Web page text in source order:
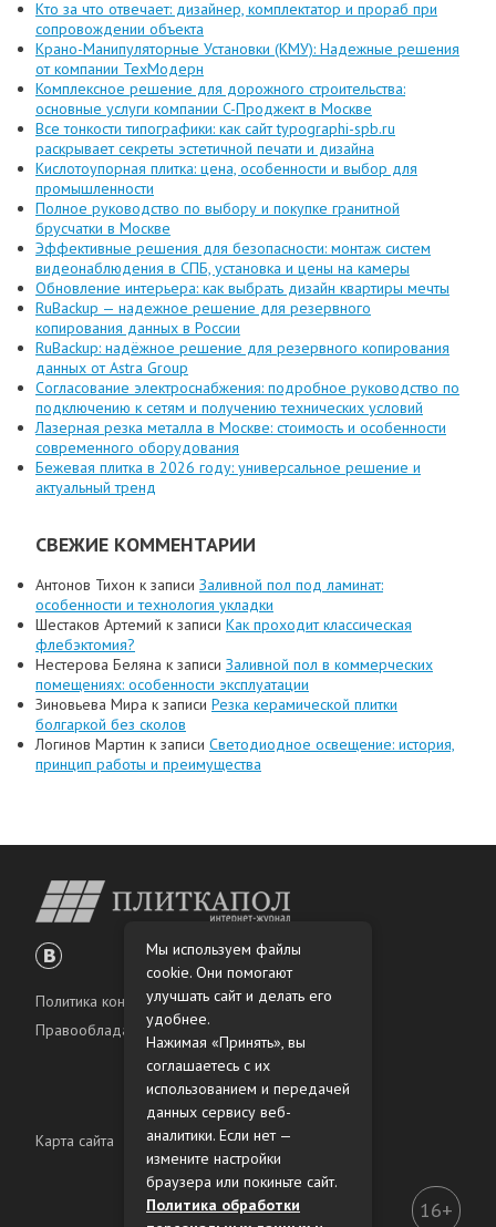
Кто за что отвечает: дизайнер, комплектатор и прораб при
сопровождении объекта
Крано-Манипуляторные Установки (КМУ): Надежные решения
от компании ТехМодерн
Комплексное решение для дорожного строительства:
основные услуги компании C-Проджект в Москве
Все тонкости типографики: как сайт typographi-spb.ru
раскрывает секреты эстетичной печати и дизайна
Кислотоупорная плитка: цена, особенности и выбор для
промышленности
Полное руководство по выбору и покупке гранитной
брусчатки в Москве
Эффективные решения для безопасности: монтаж систем
видеонаблюдения в СПБ, установка и цены на камеры
Обновление интерьера: как выбрать дизайн квартиры мечты
RuBackup — надежное решение для резервного
копирования данных в России
RuBackup: надёжное решение для резервного копирования
данных от Astra Group
Согласование электроснабжения: подробное руководство по
подключению к сетям и получению технических условий
Лазерная резка металла в Москве: стоимость и особенности
современного оборудования
Бежевая плитка в 2026 году: универсальное решение и
актуальный тренд
СВЕЖИЕ КОММЕНТАРИИ
Антонов Тихон к записи Заливной пол под ламинат:
особенности и технология укладки
Шестаков Артемий к записи Как проходит классическая
флебэктомия?
Нестерова Беляна к записи Заливной пол в коммерческих
помещениях: особенности эксплуатации
Зиновьева Мира к записи Резка керамической плитки
болгаркой без сколов
Логинов Мартин к записи Светодиодное освещение: история,
принцип работы и преимущества
Политика конфиденциальности
Правообладателям
Карта сайта
16+
Мы используем файлы
cookie. Они помогают
улучшать сайт и делать его
удобнее.
Нажимая «Принять», вы
соглашаетесь с их
использованием и передачей
данных сервису веб-
аналитики. Если нет —
измените настройки
браузера или покиньте сайт.
Политика обработки